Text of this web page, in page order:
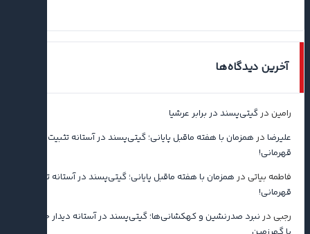
آخرین دیدگاه‌ها
رامین در گیتی‌پسند در برابر عرشیا
علیرضا در همزمان با هفته ماقبل پایانی؛ گیتی‌پسند در آستانه تثبیت
قهرمانی!
فاطمه بیاتی در همزمان با هفته ماقبل پایانی؛ گیتی‌پسند در آستانه تثبیت
قهرمانی!
رجبی در نبرد صدرنشین و کهکشانی‌ها؛ گیتی‌پسند در آستانه دیدار حساس